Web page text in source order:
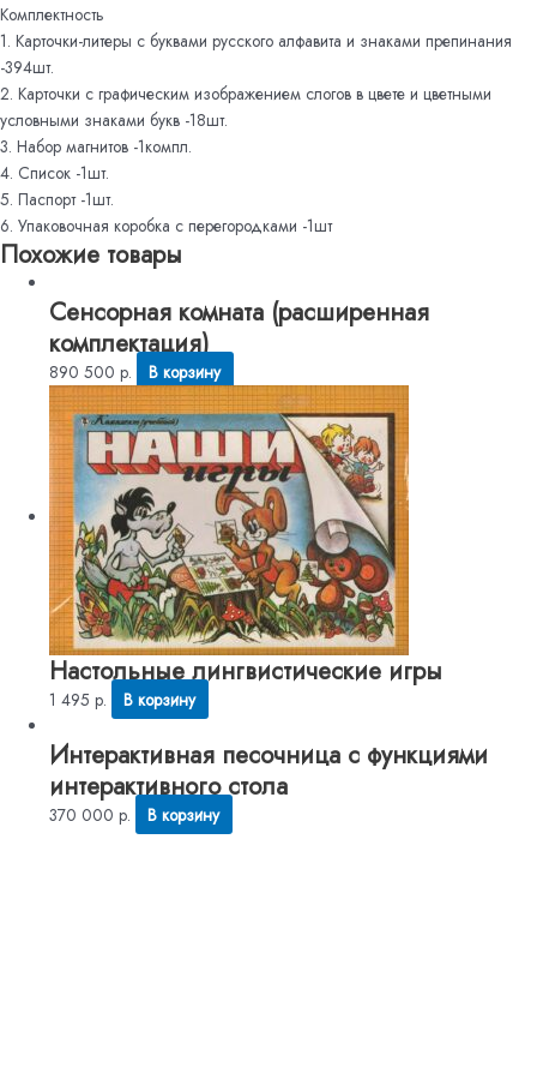
Комплектность
1. Карточки-литеры с буквами русского алфавита и знаками препинания
-394шт.
2. Карточки с графическим изображением слогов в цвете и цветными
условными знаками букв -18шт.
3. Набор магнитов -1компл.
4. Список -1шт.
5. Паспорт -1шт.
6. Упаковочная коробка с перегородками -1шт
Похожие товары
Сенсорная комната (расширенная
комплектация)
890 500р. В корзину
Настольные лингвистические игры
1 495р. В корзину
Интерактивная песочница с функциями
интерактивного стола
370 000р. В корзину